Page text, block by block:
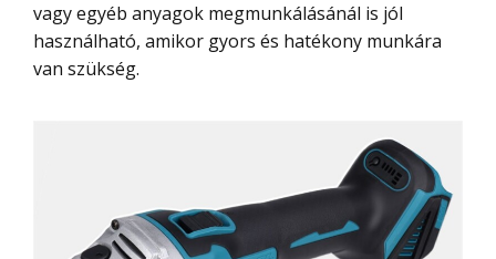
vagy egyéb anyagok megmunkálásánál is jól
használható, amikor gyors és hatékony munkára
van szükség.